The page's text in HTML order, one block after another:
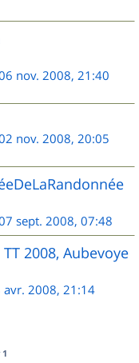
nov. 2008, 21:40
nov. 2008, 20:05
sept. 2008, 07:48
2008, Aubevoye
avr. 2008, 21:14
1